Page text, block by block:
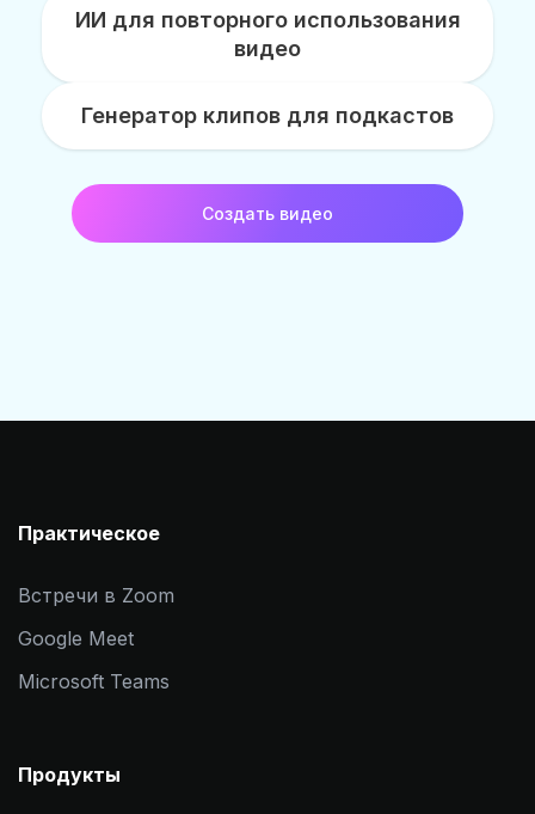
ИИ для повторного использования
видео
Генератор клипов для подкастов
Создать видео
Практическое
Встречи в Zoom
Google Meet
Microsoft Teams
Продукты